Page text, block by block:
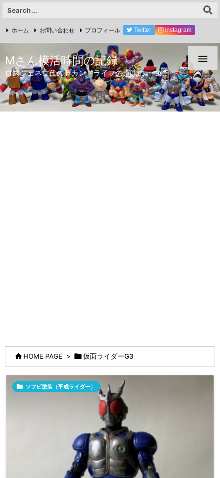

ホーム お問い合わせ プロフィール Twitter Instagram
Mさん模活時間の記録
ロスジェネ世代のセカンドライフの趣味の一つに
 HOME PAGE > 仮面ライダーG3
 ソフビ塗装（平成ライダー）